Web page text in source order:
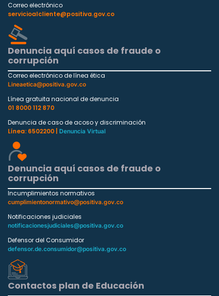
Correo electrónico
servicioalcliente@positiva.gov.co
Denuncia aquí casos de fraude o
corrupción
Correo electrónico de línea ética
Lineaetica@positiva.gov.co
Línea gratuita nacional de denuncia
01 8000 112 870
Denuncia de caso de acoso y discriminación
Línea: 6502200 |
Denuncia Virtual
Denuncia aquí casos de fraude o
corrupción
Incumplimientos normativos
cumplimientonormativo@positiva.gov.co
Notificaciones judiciales
notificacionesjudiciales@positiva.gov.co
Defensor del Consumidor
defensor.de.consumidor@positiva.gov.co
Contactos plan de Educación